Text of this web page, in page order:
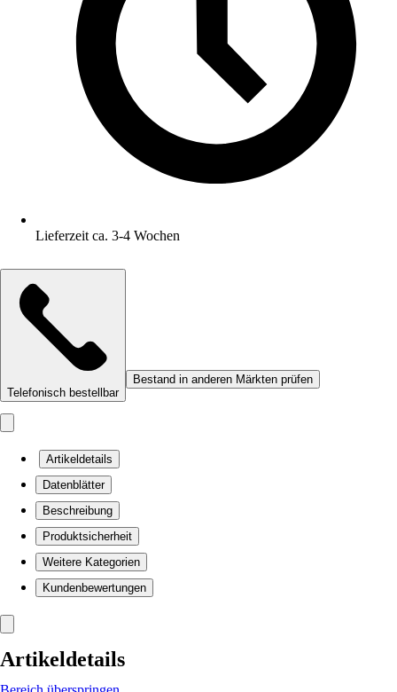
Lieferzeit ca. 3-4 Wochen
Telefonisch bestellbar
Bestand in anderen Märkten prüfen
Artikeldetails
Datenblätter
Beschreibung
Produktsicherheit
Weitere Kategorien
Kundenbewertungen
Artikeldetails